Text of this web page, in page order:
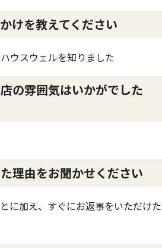
けを教えてください
ウスウェルを知りました
の雰囲気はいかがでした
理由をお聞かせください
に加え、すぐにお返事をいただけた